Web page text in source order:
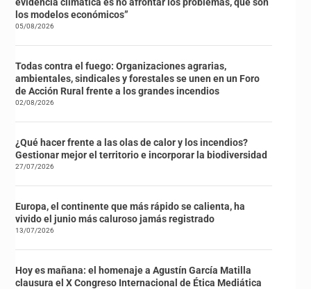
los modelos económicos”
05/08/2026
Todas contra el fuego: Organizaciones agrarias,
ambientales, sindicales y forestales se unen en un Foro
de Acción Rural frente a los grandes incendios
02/08/2026
¿Qué hacer frente a las olas de calor y los incendios?
Gestionar mejor el territorio e incorporar la biodiversidad
27/07/2026
Europa, el continente que más rápido se calienta, ha
vivido el junio más caluroso jamás registrado
13/07/2026
Hoy es mañana: el homenaje a Agustín García Matilla
clausura el X Congreso Internacional de Ética Mediática